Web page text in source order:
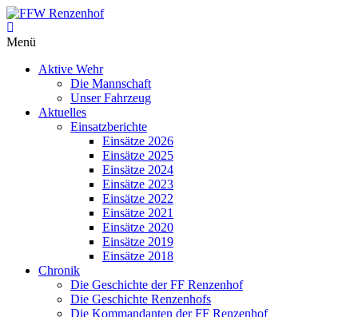
Zum
Inhalt
springen
FFW
Renzenhof
Löschen
Menü
Aktive Wehr
Die Mannschaft
Unser Fahrzeug
Aktuelles
Einsatzberichte
Einsätze 2026
Einsätze 2025
Einsätze 2024
Einsätze 2023
Einsätze 2022
Einsätze 2021
Einsätze 2020
Einsätze 2019
Einsätze 2018
Chronik
Die Geschichte der FF Renzenhof
Die Geschichte Renzenhofs
Die Kommandanten der FF Renzenhof